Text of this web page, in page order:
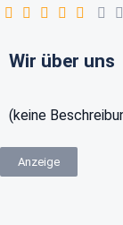
Wir über uns
(keine
Anzeige